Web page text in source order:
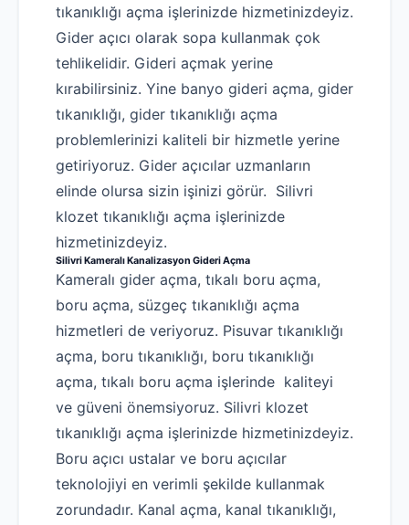
tıkanıklığı açma işlerinizde hizmetinizdeyiz.
Gider açıcı olarak sopa kullanmak çok
tehlikelidir. Gideri açmak yerine
kırabilirsiniz. Yine banyo gideri açma, gider
tıkanıklığı, gider tıkanıklığı açma
problemlerinizi kaliteli bir hizmetle yerine
getiriyoruz. Gider açıcılar uzmanların
elinde olursa sizin işinizi görür. Silivri
klozet tıkanıklığı açma işlerinizde
hizmetinizdeyiz.
Silivri Kameralı Kanalizasyon Gideri Açma
Kameralı gider açma, tıkalı boru açma,
boru açma, süzgeç tıkanıklığı açma
hizmetleri de veriyoruz. Pisuvar tıkanıklığı
açma, boru tıkanıklığı, boru tıkanıklığı
açma, tıkalı boru açma işlerinde kaliteyi
ve güveni önemsiyoruz. Silivri klozet
tıkanıklığı açma işlerinizde hizmetinizdeyiz.
Boru açıcı ustalar ve boru açıcılar
teknolojiyi en verimli şekilde kullanmak
zorundadır. Kanal açma, kanal tıkanıklığı,